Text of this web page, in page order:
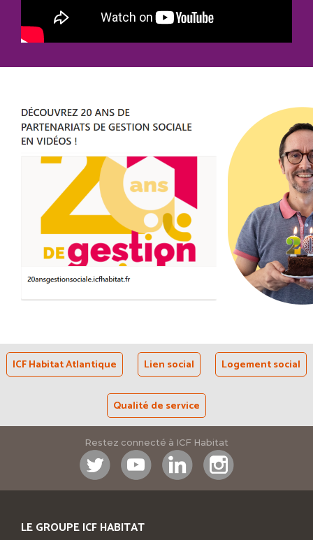
ICF Habitat Atlantique Lien social Logement social
Qualité de service
Restez connecté à ICF Habitat
LE GROUPE ICF HABITAT